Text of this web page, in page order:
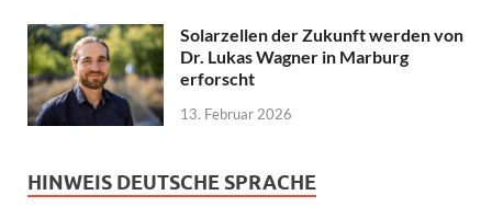
Solarzellen der Zukunft werden von
Dr. Lukas Wagner in Marburg
erforscht
13. Februar 2026
HINWEIS DEUTSCHE SPRACHE